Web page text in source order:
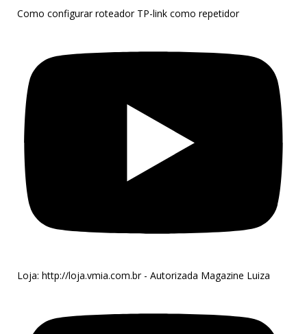
Como configurar roteador TP-link como repetidor
Loja: http://loja.vmia.com.br - Autorizada Magazine Luiza